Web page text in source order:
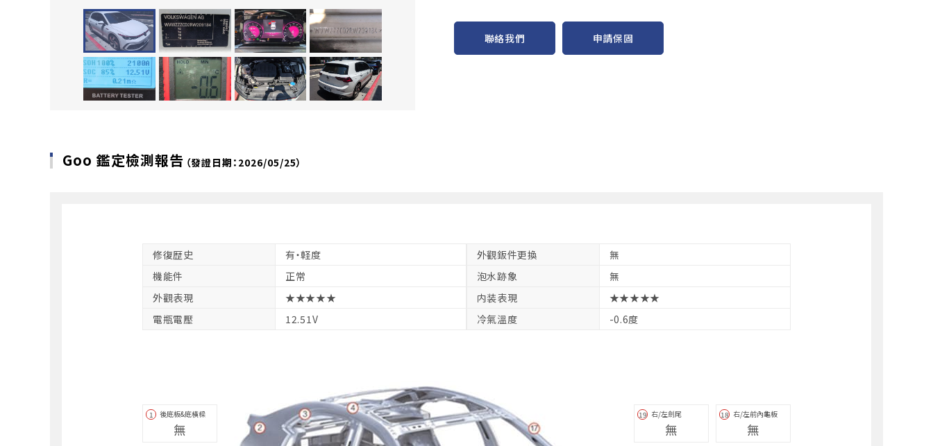
聯絡我們 申請保固
Goo 鑑定檢測報告 （發證日期：2026/05/25）
修復歴史 有・軽度 外觀鈑件更換
無
機能件
正常 泡水跡象
無
外觀表現
★★★★★ 内装表現
★★★★★
電瓶電壓
12.51V 冷氣溫度 -0.6度
1 後底板&底橫樑
無
18 右/左前內龜板
無
19 右/左劍尾
無